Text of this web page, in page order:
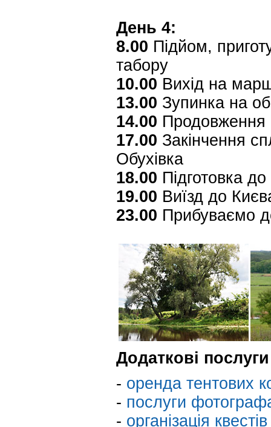
День 4:
8.00 Підйом,
табору
10.00 Вихід на
13.00 Зупинка на
14.00
17.00 Закінчення
Обухівка
18.00 Підготовка до
19.00 Виїзд до
23.00 Прибуваємо
Додаткові
- оренда тентових
- послуги
- організація